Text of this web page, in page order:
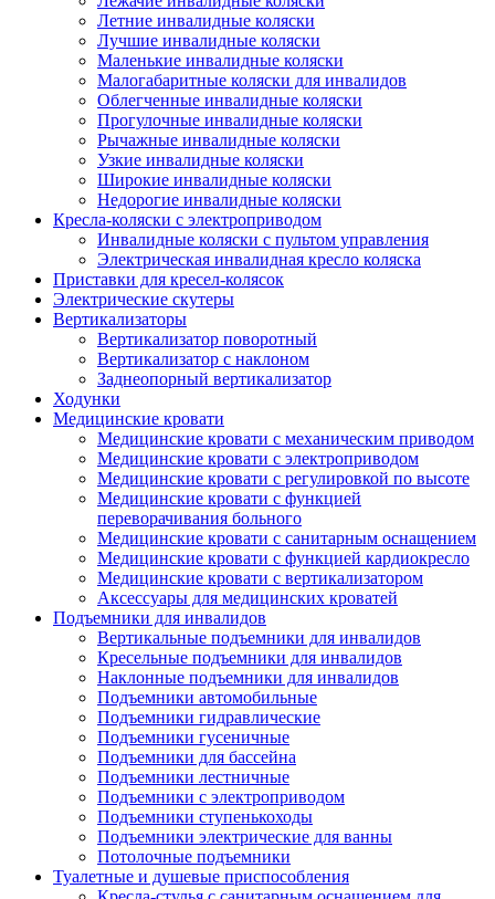
Летние инвалидные коляски
Лучшие инвалидные коляски
Маленькие инвалидные коляски
Малогабаритные коляски для инвалидов
Облегченные инвалидные коляски
Прогулочные инвалидные коляски
Рычажные инвалидные коляски
Узкие инвалидные коляски
Широкие инвалидные коляски
Недорогие инвалидные коляски
Кресла-коляски с электроприводом
Инвалидные коляски с пультом управления
Электрическая инвалидная кресло коляска
Приставки для кресел-колясок
Электрические скутеры
Вертикализаторы
Вертикализатор поворотный
Вертикализатор с наклоном
Заднеопорный вертикализатор
Ходунки
Медицинские кровати
Медицинские кровати с механическим приводом
Медицинские кровати с электроприводом
Медицинские кровати с регулировкой по высоте
Медицинские кровати с функцией
переворачивания больного
Медицинские кровати с санитарным оснащением
Медицинские кровати с функцией кардиокресло
Медицинские кровати с вертикализатором
Аксессуары для медицинских кроватей
Подъемники для инвалидов
Вертикальные подъемники для инвалидов
Кресельные подъемники для инвалидов
Наклонные подъемники для инвалидов
Подъемники автомобильные
Подъемники гидравлические
Подъемники гусеничные
Подъемники для бассейна
Подъемники лестничные
Подъемники с электроприводом
Подъемники ступенькоходы
Подъемники электрические для ванны
Потолочные подъемники
Туалетные и душевые приспособления